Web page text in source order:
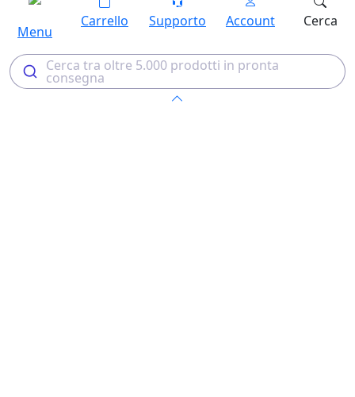
Menu
Carrello Supporto Account Cerca
Cerca tra oltre 5.000 prodotti in pronta
consegna